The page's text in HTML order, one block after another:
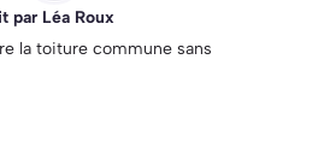
par Léa Roux
la toiture commune sans